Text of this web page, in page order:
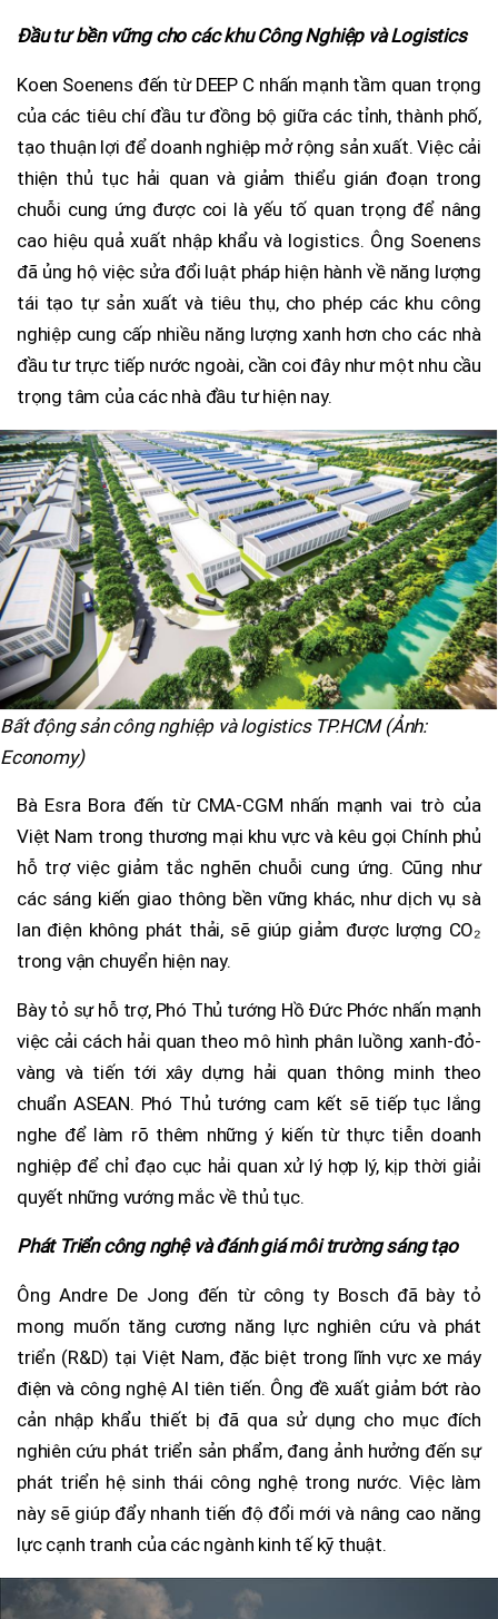
Đầu tư bền vững cho các khu Công Nghiệp và Logistics
Koen Soenens đến từ DEEP C nhấn mạnh tầm quan trọng
của các tiêu chí đầu tư đồng bộ giữa các tỉnh, thành phố,
tạo thuận lợi để doanh nghiệp mở rộng sản xuất. Việc cải
thiện thủ tục hải quan và giảm thiểu gián đoạn trong
chuỗi cung ứng được coi là yếu tố quan trọng để nâng
cao hiệu quả xuất nhập khẩu và logistics. Ông Soenens
đã ủng hộ việc sửa đổi luật pháp hiện hành về năng lượng
tái tạo tự sản xuất và tiêu thụ, cho phép các khu công
nghiệp cung cấp nhiều năng lượng xanh hơn cho các nhà
đầu tư trực tiếp nước ngoài, cần coi đây như một nhu cầu
trọng tâm của các nhà đầu tư hiện nay.
Bất động sản công nghiệp và logistics TP.HCM (Ảnh:
Economy)
Bà Esra Bora đến từ CMA-CGM nhấn mạnh vai trò của
Việt Nam trong thương mại khu vực và kêu gọi Chính phủ
hỗ trợ việc giảm tắc nghẽn chuỗi cung ứng. Cũng như
các sáng kiến giao thông bền vững khác, như dịch vụ sà
lan điện không phát thải, sẽ giúp giảm được lượng CO₂
trong vận chuyển hiện nay.
Bày tỏ sự hỗ trợ, Phó Thủ tướng Hồ Đức Phớc nhấn mạnh
việc cải cách hải quan theo mô hình phân luồng xanh-đỏ-
vàng và tiến tới xây dựng hải quan thông minh theo
chuẩn ASEAN. Phó Thủ tướng cam kết sẽ tiếp tục lắng
nghe để làm rõ thêm những ý kiến từ thực tiễn doanh
nghiệp để chỉ đạo cục hải quan xử lý hợp lý, kịp thời giải
quyết những vướng mắc về thủ tục.
Phát Triển công nghệ và đánh giá môi trường sáng tạo
Ông Andre De Jong đến từ công ty Bosch đã bày tỏ
mong muốn tăng cương năng lực nghiên cứu và phát
triển (R&D) tại Việt Nam, đặc biệt trong lĩnh vực xe máy
điện và công nghệ AI tiên tiến. Ông đề xuất giảm bớt rào
cản nhập khẩu thiết bị đã qua sử dụng cho mục đích
nghiên cứu phát triển sản phẩm, đang ảnh hưởng đến sự
phát triển hệ sinh thái công nghệ trong nước. Việc làm
này sẽ giúp đẩy nhanh tiến độ đổi mới và nâng cao năng
lực cạnh tranh của các ngành kinh tế kỹ thuật.